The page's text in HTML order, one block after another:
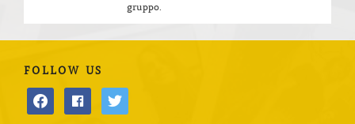
gruppo.
FOLLOW US
facebookfacebooktwitter